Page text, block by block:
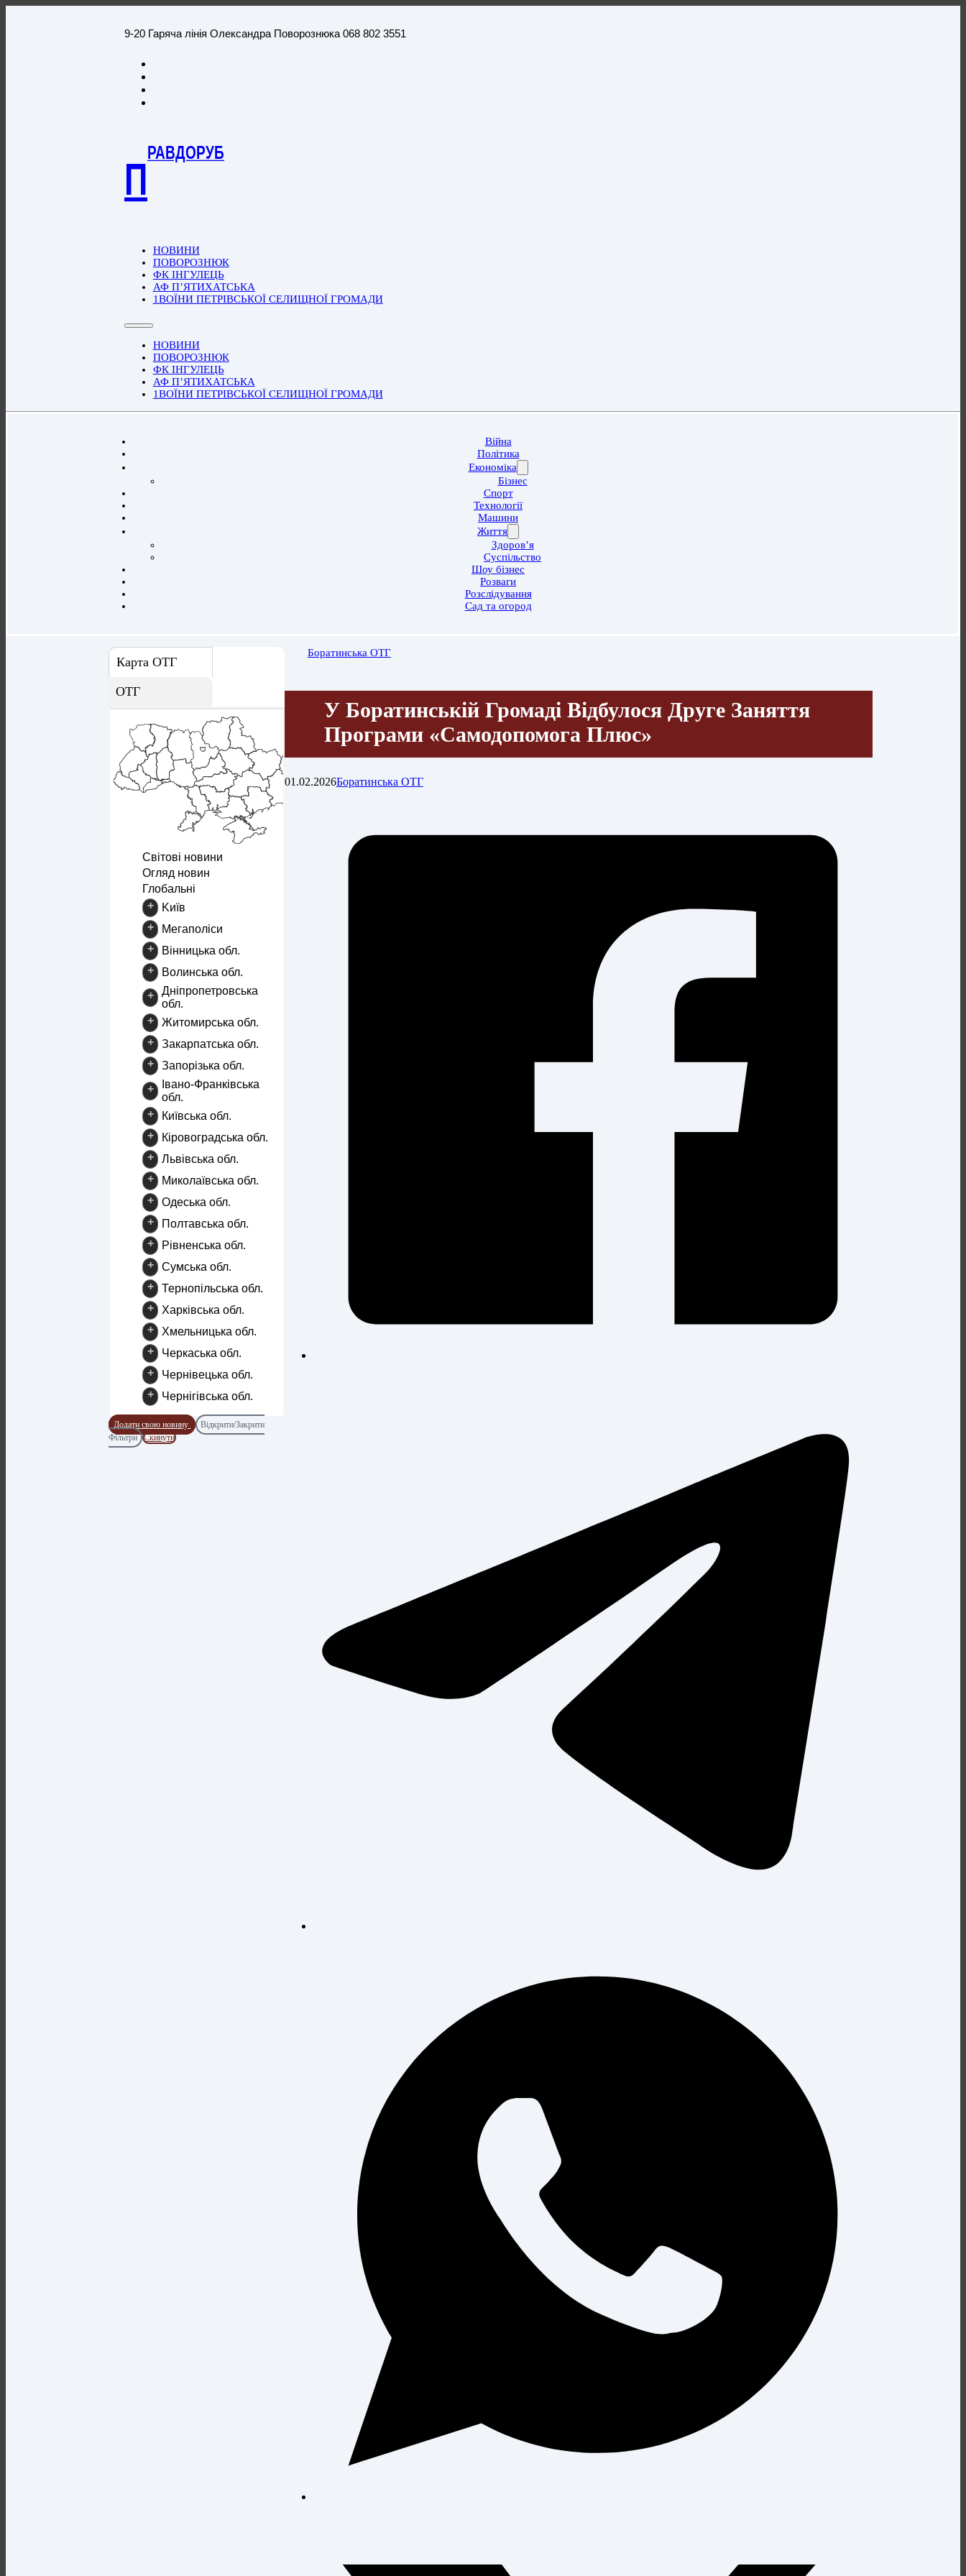
9-20 Гаряча лінія Олександра Поворознюка 068 802 3551
П
РАВДОРУБ
НОВИНИ
ПОВОРОЗНЮК
ФК ІНГУЛЕЦЬ
АФ П’ЯТИХАТСЬКА
1ВОЇНИ ПЕТРІВСЬКОЇ СЕЛИЩНОЇ ГРОМАДИ
НОВИНИ
ПОВОРОЗНЮК
ФК ІНГУЛЕЦЬ
АФ П’ЯТИХАТСЬКА
1ВОЇНИ ПЕТРІВСЬКОЇ СЕЛИЩНОЇ ГРОМАДИ
Війна
Політика
Економіка
Бізнес
Спорт
Технології
Машини
Життя
Здоров’я
Суспільство
Шоу бізнес
Розваги
Розслідування
Сад та огород
Карта ОТГ
ОТГ
Світові новини
Огляд новин
Глобальні
+
Kиїв
+
Mегаполіси
+
Вінницька обл.
+
Волинська обл.
+
Дніпропетровська
обл.
+
Житомирська обл.
+
Закарпатська обл.
+
Запорізька обл.
+
Івано-Франківська
обл.
+
Київська обл.
+
Кіровоградська обл.
+
Львівська обл.
+
Миколаївська обл.
+
Одеська обл.
+
Полтавська обл.
+
Рівненська обл.
+
Сумська обл.
+
Тернопільська обл.
+
Харківська обл.
+
Хмельницька обл.
+
Черкаська обл.
+
Чернівецька обл.
+
Чернігівська обл.
Додати свою новину
Відкрити/Закрити
Фільтри
Скинути
Боратинська ОТГ
У Боратинській Громаді Відбулося Друге Заняття
Програми «Самодопомога Плюс»
01.02.2026Боратинська ОТГ